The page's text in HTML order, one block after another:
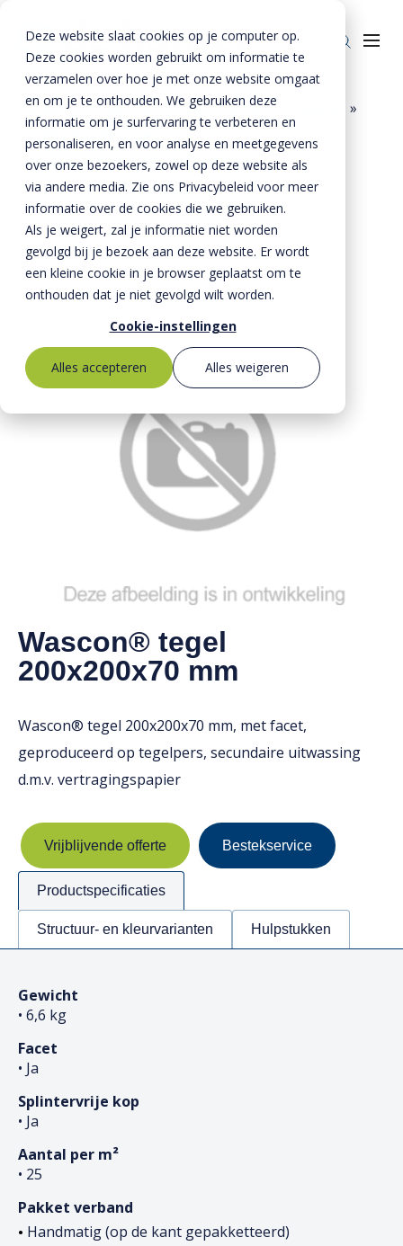
Deze website slaat cookies op je computer op.
Deze cookies worden gebruikt om informatie te
verzamelen over hoe je met onze website omgaat
en om je te onthouden. We gebruiken deze
informatie om je surfervaring te verbeteren en
personaliseren, en voor analyse en meetgegevens
over onze bezoekers, zowel op deze website als
via andere media. Zie ons Privacybeleid voor meer
informatie over de cookies die we gebruiken.
Als je weigert, zal je informatie niet worden
gevolgd bij je bezoek aan deze website. Er wordt
een kleine cookie in je browser geplaatst om te
onthouden dat je niet gevolgd wilt worden.
Cookie-instellingen
Alles accepteren
Alles weigeren
Bestekservice
Producten
Riolering
Bestrating
Oplossingen
BTE Groep
Onze verhalen
Over ons
MVO
Kernwaarden
Mission statement
HVO toeslag
Home »Producten » Bestrating »
»
Uitgewassen tegels
»
Uitgewassen tegels 200x200 mm»
Wascon tegel 200x200x70 mm
Wascon® tegel
200x200x70 mm
Wascon® tegel 200x200x70 mm, met facet,
geproduceerd op tegelpers, secundaire uitwassing
d.m.v. vertragingspapier
Vrijblijvende offerte Bestekservice
Productspecificaties
Structuur- en kleurvarianten Hulpstukken
Gewicht
• 6,6 kg
Facet
• Ja
Splintervrije kop
• Ja
Aantal per m²
• 25
Pakket verband
Handmatig (op de kant gepakketteerd)